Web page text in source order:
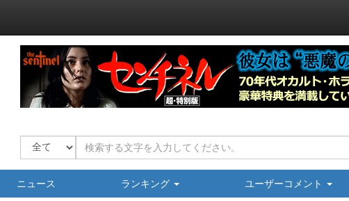
ニュース ランキング ユーザーコメント